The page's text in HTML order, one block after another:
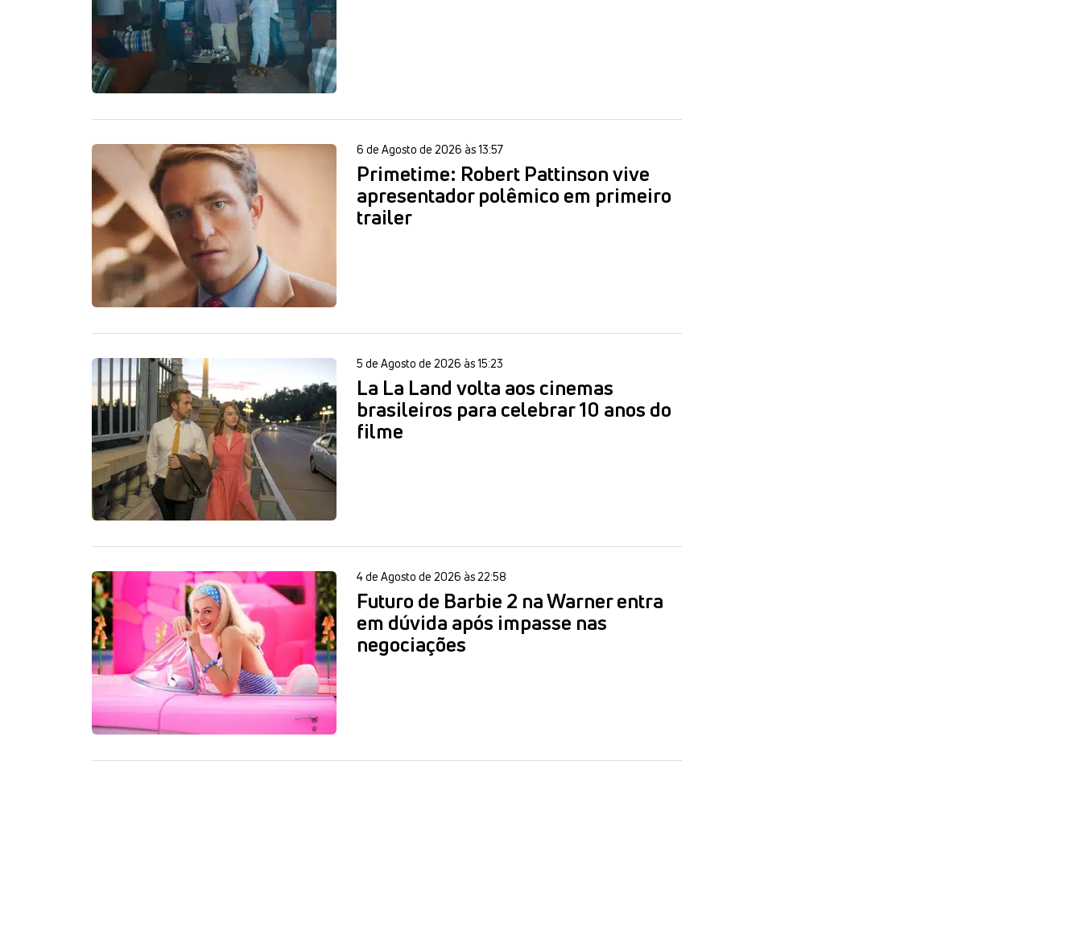
6 de Agosto de 2026 às 13:57
Primetime: Robert Pattinson vive
apresentador polêmico em primeiro
trailer
5 de Agosto de 2026 às 15:23
La La Land volta aos cinemas
brasileiros para celebrar 10 anos do
filme
4 de Agosto de 2026 às 22:58
Futuro de Barbie 2 na Warner entra
em dúvida após impasse nas
negociações